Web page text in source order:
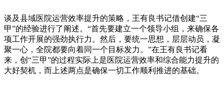
谈及县域医院运营效率提升的策略，王有良书记借创建“三
甲”的经验进行了阐述。“首先要建立一个领导小组，来确保各
项工作开展的强劲执行力。然后，要统一思想，层层动员，凝
聚一心，全院都要向着同一个目标发力。”在王有良书记看
来，创“三甲”的过程实际上是医院运营效率和综合能力提升的
大好契机，而上述两点是确保一切工作顺利推进的基础。